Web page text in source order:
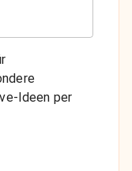
Ideen per